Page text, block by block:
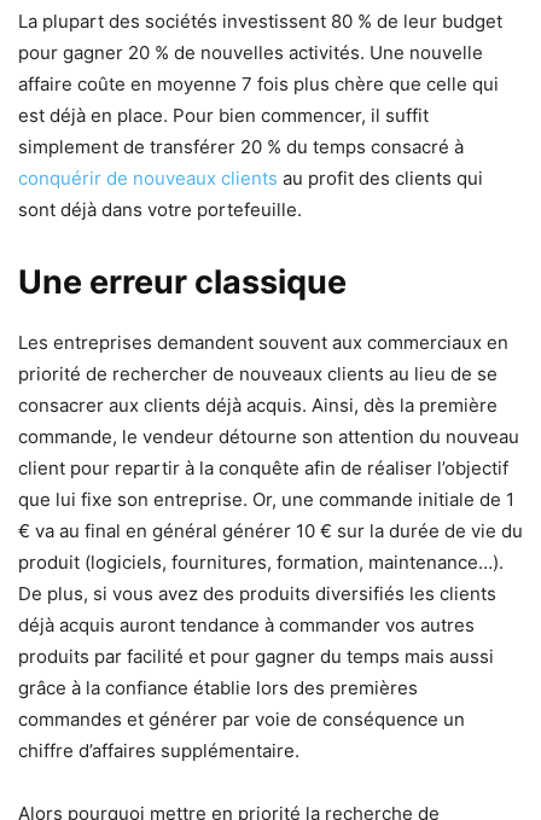
La plupart des sociétés investissent 80 % de leur budget
pour gagner 20 % de nouvelles activités. Une nouvelle
affaire coûte en moyenne 7 fois plus chère que celle qui
est déjà en place. Pour bien commencer, il suffit
simplement de transférer 20 % du temps consacré à
conquérir de nouveaux clients au profit des clients qui
sont déjà dans votre portefeuille.
Une erreur classique
Les entreprises demandent souvent aux commerciaux en
priorité de rechercher de nouveaux clients au lieu de se
consacrer aux clients déjà acquis. Ainsi, dès la première
commande, le vendeur détourne son attention du nouveau
client pour repartir à la conquête afin de réaliser l’objectif
que lui fixe son entreprise. Or, une commande initiale de 1
€ va au final en général générer 10 € sur la durée de vie du
produit (logiciels, fournitures, formation, maintenance…).
De plus, si vous avez des produits diversifiés les clients
déjà acquis auront tendance à commander vos autres
produits par facilité et pour gagner du temps mais aussi
grâce à la confiance établie lors des premières
commandes et générer par voie de conséquence un
chiffre d’affaires supplémentaire.
Alors pourquoi mettre en priorité la recherche de